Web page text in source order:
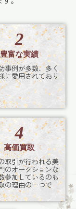
2
豊富な実績
事例が多数、多く
に愛用されており
4
高価買取
取引が行われる美
のオークションな
参加しているのも
の理由の一つで